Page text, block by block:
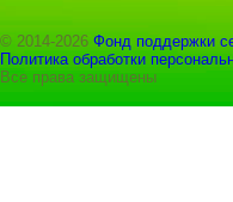
© 2014-2026 Фонд поддержки
Политика обработки
Все права защищены